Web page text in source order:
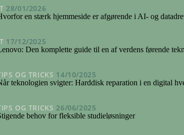
28/01/2026
en stærk hjemmeside er afgørende i AI- og
17/12/2025
Den komplette guide til en af verdens førende
OG TRICKS 14/10/2025
teknologien svigter: Harddisk reparation i en digital
OG TRICKS 26/06/2025
behov for fleksible studieløsninger